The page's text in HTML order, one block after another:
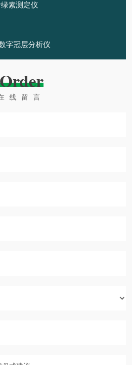
素测定仪
字冠层分析仪
线留言